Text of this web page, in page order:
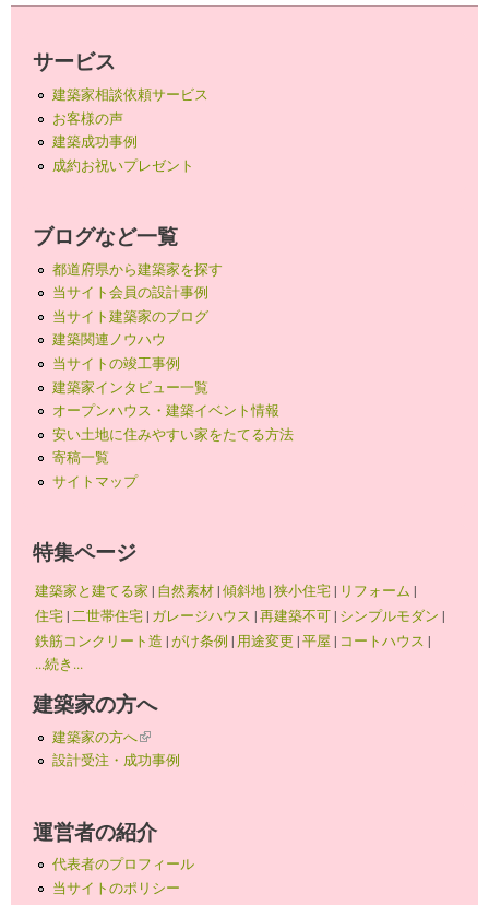
サービス
建築家相談依頼サービス
お客様の声
建築成功事例
成約お祝いプレゼント
ブログなど一覧
都道府県から建築家を探す
当サイト会員の設計事例
当サイト建築家のブログ
建築関連ノウハウ
当サイトの竣工事例
建築家インタビュー一覧
オープンハウス・建築イベント情報
安い土地に住みやすい家をたてる方法
寄稿一覧
サイトマップ
特集ページ
建築家と建てる家 | 自然素材|傾斜地|狭小住宅| リフォーム |
住宅|二世帯住宅| ガレージハウス |再建築不可| シンプルモダン |
鉄筋コンクリート造 |がけ条例 | 用途変更 |平屋 | コートハウス |
...続き...
建築家の方へ
建築家の方へ(link is external)
設計受注・成功事例
運営者の紹介
代表者のプロフィール
当サイトのポリシー